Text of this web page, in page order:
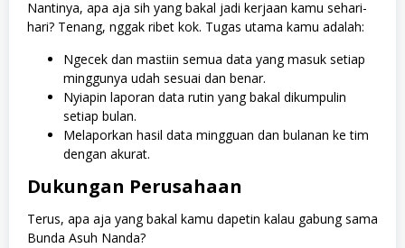
Nantinya, apa aja sih yang bakal jadi kerjaan kamu sehari-
hari? Tenang, nggak ribet kok. Tugas utama kamu adalah:
Ngecek dan mastiin semua data yang masuk setiap
minggunya udah sesuai dan benar.
Nyiapin laporan data rutin yang bakal dikumpulin
setiap bulan.
Melaporkan hasil data mingguan dan bulanan ke tim
dengan akurat.
Dukungan Perusahaan
Terus, apa aja yang bakal kamu dapetin kalau gabung sama
Bunda Asuh Nanda?